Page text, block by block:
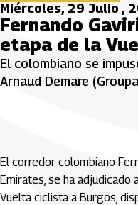
Miércoles, 29 Julio ,
Fernando
etapa de la
El colombiano se
Arnaud Demare
El corredor colombiano
Emirates, se ha
Vuelta ciclista a Burgos,